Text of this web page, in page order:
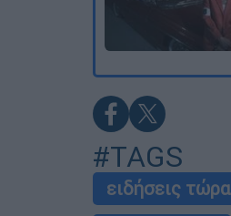
#TAGS
ειδήσεις τώρα